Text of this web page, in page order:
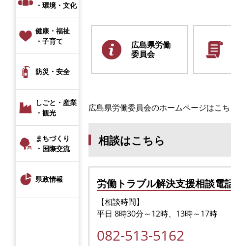
・環境・文化
健康・福祉
・子育て
防災・安全
しごと・産業
・観光
まちづくり
・国際交流
県政情報
広島県労働
委員会
広島県労働委員会のホームページはこ
相談はこちら
労働トラブル解決支援相談電
【相談時間】
平日 8時30分～12時、13時～17時
082-513-5162